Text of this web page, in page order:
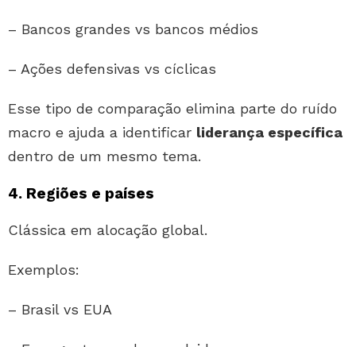
– Bancos grandes vs bancos médios
– Ações defensivas vs cíclicas
Esse tipo de comparação elimina parte do ruído
macro e ajuda a identificar liderança específica
dentro de um mesmo tema.
4. Regiões e países
Clássica em alocação global.
Exemplos:
– Brasil vs EUA